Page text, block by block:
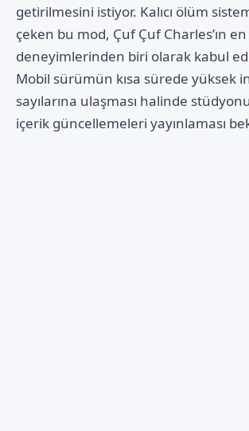
getirilmesini istiyor. Kalıcı ölüm
çeken bu mod, Çuf Çuf Charles’ın
deneyimlerinden biri olarak kabul
Mobil sürümün kısa sürede yüksek
sayılarına ulaşması halinde
içerik güncellemeleri yayınlaması